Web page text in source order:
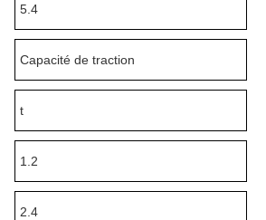
5.4
Capacité de traction
t
1.2
2.4